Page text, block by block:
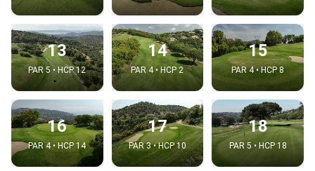
13
PAR 5 • HCP 12
14
PAR 4 • HCP 2
15
PAR 4 • HCP 8
16
PAR 4 • HCP 14
17
PAR 3 • HCP 10
18
PAR 5 • HCP 18